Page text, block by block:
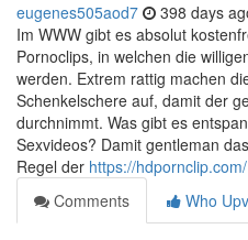
eugenes505aod7 398 days
Im WWW gibt es absolut
Pornoclips, in welchen die
werden. Extrem rattig machen
Schenkelschere auf, damit der
durchnimmt. Was gibt es
Sexvideos? Damit gentleman
Regel der https://hdpornclip.com/
Comments
Who